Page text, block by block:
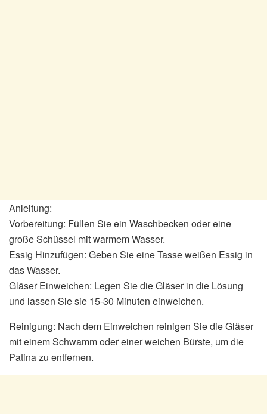
Anleitung:
Vorbereitung: Füllen Sie ein Waschbecken oder eine
große Schüssel mit warmem Wasser.
Essig Hinzufügen: Geben Sie eine Tasse weißen Essig in
das Wasser.
Gläser Einweichen: Legen Sie die Gläser in die Lösung
und lassen Sie sie 15-30 Minuten einweichen.
Reinigung: Nach dem Einweichen reinigen Sie die Gläser
mit einem Schwamm oder einer weichen Bürste, um die
Patina zu entfernen.